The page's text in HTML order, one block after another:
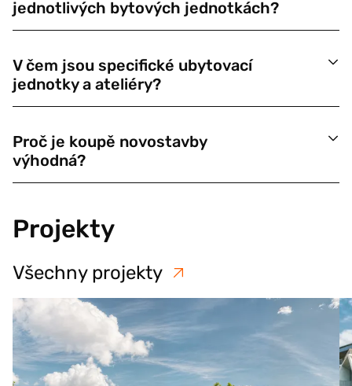
jednotlivých bytových jednotkách?
V čem jsou specifické ubytovací
jednotky a ateliéry?
Proč je koupě novostavby
výhodná?
Projekty
Všechny projekty